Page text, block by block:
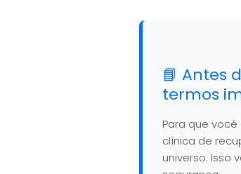
📘 Antes
termos
Para que
clínica de
universo. Isso